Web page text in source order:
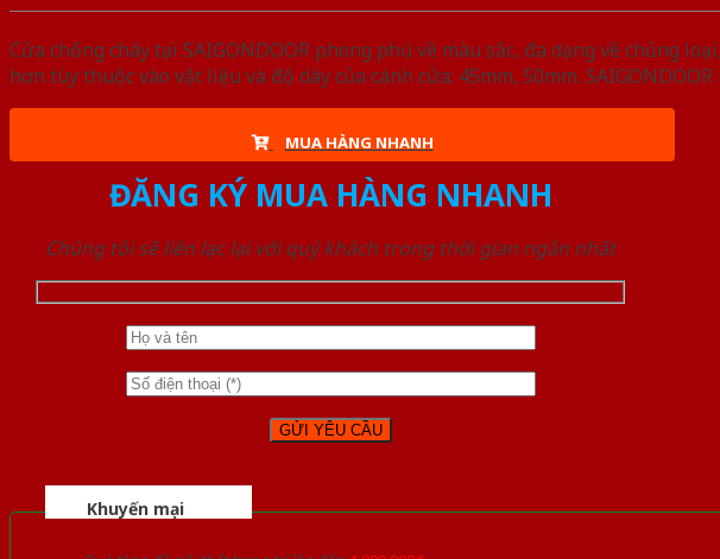
Cửa chống cháy tại SAIGONDOOR phong phú về màu sắc, đa dạng về chủng
hơn tùy thuộc vào vật liệu và độ dày của cánh cửa: 45mm, 50mm.
MUA HÀNG NHANH
ĐĂNG KÝ MUA HÀNG NHANH
Chúng tôi sẽ liên lạc lại với quý khách trong thời gian ngắn nhất
Khuyến mại